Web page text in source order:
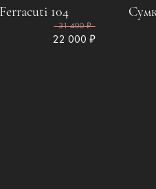
104
31 400 ₽
22 000 ₽